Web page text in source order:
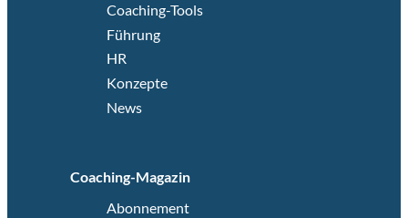
Coaching-Tools
Führung
HR
Konzepte
News
Coaching-Magazin
Abonnement